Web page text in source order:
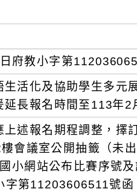
府教小字第
活化及協助學生多元
長報名時間至113年2
上述報名期程調整，
會議室公開抽籤（未
小網站公布比賽序號
第11203606511號函